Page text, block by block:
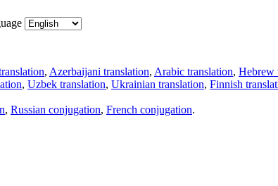
, Azerbaijani translation, Arabic translation, Hebrew
, Uzbek translation, Ukrainian translation, Finnish
, Russian conjugation, French conjugation.